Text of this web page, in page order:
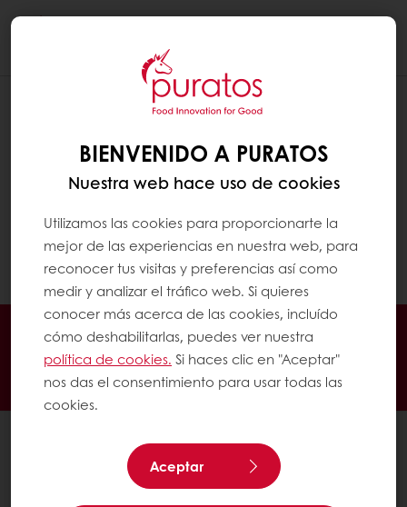
MÉTODOS DE PAGO
Si ya has comprado en Puratos antes, puedes
utilizar tus métodos de pago habituales y
pagar tus facturas según el plazo de pago
acordado. Si eres un nuevo cliente, puedes
pagar utilizando el pago en línea (tarjetas de
crédito, etc.).
BIENVENIDO A PURATOS
Nuestra web hace uso de cookies
Utilizamos las cookies para proporcionarte la
mejor de las experiencias en nuestra web, para
reconocer tus visitas y preferencias así como
medir y analizar el tráfico web. Si quieres
conocer más acerca de las cookies, incluído
cómo deshabilitarlas, puedes ver nuestra
política de cookies. Si haces clic en "Aceptar"
nos das el consentimiento para usar todas las
cookies.
Aceptar
Pedidos 24/7
Promociones exclusivas
Gestiona tus facturas
Guarda tus recetas favoritas